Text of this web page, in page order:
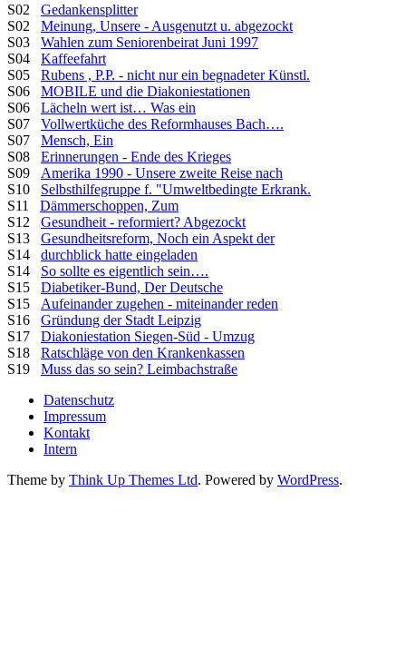
S02 Gedankensplitter
S02 Meinung, Unsere - Ausgenutzt u. abgezockt
S03 Wahlen zum Seniorenbeirat Juni 1997
S04 Kaffeefahrt
S05 Rubens , P.P. - nicht nur ein begnadeter Künstl.
S06 MOBILE und die Diakoniestationen
S06 Lächeln wert ist… Was ein
S07 Vollwertküche des Reformhauses Bach….
S07 Mensch, Ein
S08 Erinnerungen - Ende des Krieges
S09 Amerika 1990 - Unsere zweite Reise nach
S10 Selbsthilfegruppe f. "Umweltbedingte Erkrank.
S11 Dämmerschoppen, Zum
S12 Gesundheit - reformiert? Abgezockt
S13 Gesundheitsreform, Noch ein Aspekt der
S14 durchblick hatte eingeladen
S14 So sollte es eigentlich sein….
S15 Diabetiker-Bund, Der Deutsche
S15 Aufeinander zugehen - miteinander reden
S16 Gründung der Stadt Leipzig
S17 Diakoniestation Siegen-Süd - Umzug
S18 Ratschläge von den Krankenkassen
S19 Muss das so sein? Leimbachstraße
Datenschutz
Impressum
Kontakt
Intern
Theme by Think Up Themes Ltd. Powered by WordPress.